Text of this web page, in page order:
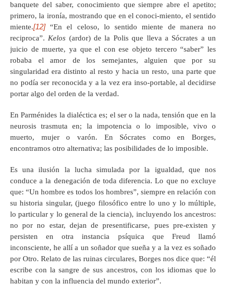
banquete del saber, conocimiento que siempre abre el apetito;
primero, la ironía, mostrando que en el conoci-miento, el sentido
miente.[12]“En el celoso, lo sentido miente de manera no
reciproca”.Kelos (ardor) de la Polis que lleva a Sócrates a un
juicio de muerte, ya que el con ese objeto tercero “saber” les
robaba el amor de los semejantes, alguien que por su
singularidad era distinto al resto y hacia un resto, una parte que
no podía ser reconocida y a la vez era inso-portable, al decidirse
portar algo del orden de la verdad.
En Parménides la dialéctica es; el ser o la nada, tensión que en la
neurosis trasmuta en; la impotencia o lo imposible, vivo o
muerto, mujer o varón. En Sócrates como en Borges,
encontramos otro alternativa; las posibilidades de lo imposible.
Es una ilusión la lucha simulada por la igualdad, que nos
conduce a la denegación de toda diferencia. Lo que no excluye
que: “Un hombre es todos los hombres”, siempre en relación con
su historia singular, (juego filosófico entre lo uno y lo múltiple,
lo particular y lo general de la ciencia), incluyendo los ancestros:
no por no estar, dejan de presentificarse, pues pre-existen y
persisten en otra instancia psíquica que Freud llamó
inconsciente, he allí a un soñador que sueña y a la vez es soñado
por Otro. Relato de las ruinas circulares, Borges nos dice que: “él
escribe con la sangre de sus ancestros, con los idiomas que lo
habitan y con la influencia del mundo exterior”.